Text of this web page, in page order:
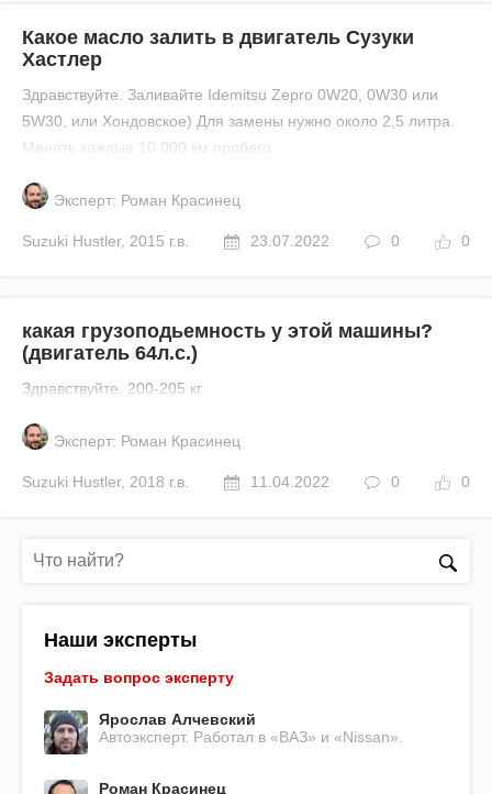
Какое масло залить в двигатель Сузуки
Хастлер
Здравствуйте. Заливайте Idemitsu Zepro 0W20, 0W30 или
5W30, или Хондовское) Для замены нужно около 2,5 литра.
Менять каждые 10 000 км пробега.
Эксперт: Роман Красинец
Suzuki Hustler, 2015 г.в. 23.07.2022 0 0
какая грузоподьемность у этой машины?
(двигатель 64л.с.)
Здравствуйте. 200-205 кг.
Эксперт: Роман Красинец
Suzuki Hustler, 2018 г.в. 11.04.2022 0 0
Наши эксперты
Задать вопрос эксперту
Ярослав Алчевский
Автоэксперт. Работал в «ВАЗ» и «Nissan».
Роман Красинец